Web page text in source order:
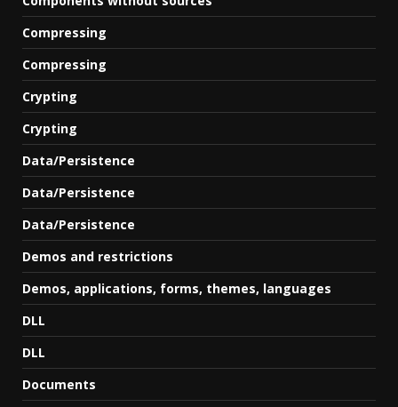
Compressing
Compressing
Crypting
Crypting
Data/Persistence
Data/Persistence
Data/Persistence
Demos and restrictions
Demos, applications, forms, themes, languages
DLL
DLL
Documents